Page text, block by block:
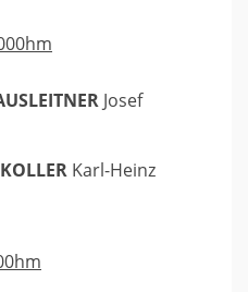
Josef
KOLLER Karl-Heinz